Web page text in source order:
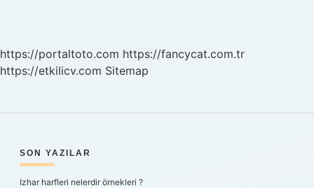
https://portaltoto.com https://fancycat.com.tr
https://etkilicv.com Sitemap
SIDEBAR
SON YAZILAR
Izhar harfleri nelerdir örnekleri ?